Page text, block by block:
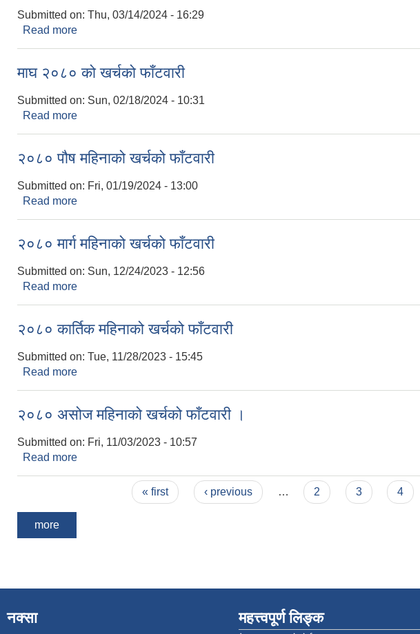
Submitted on: Thu, 03/14/2024 - 16:29
Read more
माघ २०८० को खर्चको फाँटवारी
Submitted on: Sun, 02/18/2024 - 10:31
Read more
२०८० पौष महिनाको खर्चको फाँटवारी
Submitted on: Fri, 01/19/2024 - 13:00
Read more
२०८० मार्ग महिनाको खर्चको फाँटवारी
Submitted on: Sun, 12/24/2023 - 12:56
Read more
२०८० कार्तिक महिनाको खर्चको फाँटवारी
Submitted on: Tue, 11/28/2023 - 15:45
Read more
२०८० असोज महिनाको खर्चको फाँटवारी ।
Submitted on: Fri, 11/03/2023 - 10:57
Read more
« first ‹ previous … 2 3 4
more
नक्सा महत्त्वपूर्ण लिङ्क